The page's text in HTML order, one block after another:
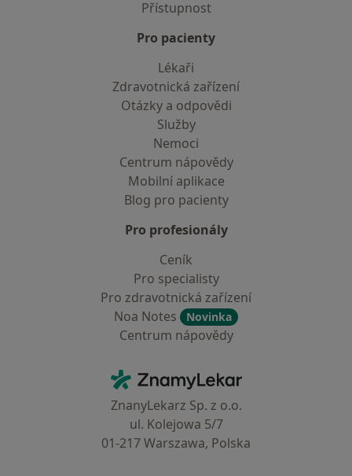
Přístupnost
Pro pacienty
Lékaři
Zdravotnická zařízení
Otázky a odpovědi
Služby
Nemoci
Centrum nápovědy
Mobilní aplikace
Blog pro pacienty
Pro profesionály
Ceník
Pro specialisty
Pro zdravotnická zařízení
Noa Notes
Novinka
Centrum nápovědy
ZnamyLekar - Hlavní stránka
ZnanyLekarz Sp. z o.o.
ul. Kolejowa 5/7
01-217 Warszawa, Polska